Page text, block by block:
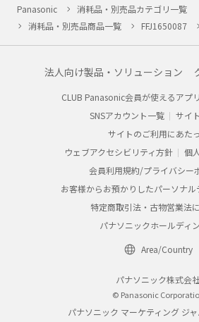
Panasonic
消耗品・別売品カテゴリ一覧
消耗品・別売品商品一覧
FFJ1650087
法人向け製品・ソリューション
CLUB Panasonic会員が使えるアプ
SNSアカウント一覧
サイ
サイトのご利用にあた
ウェブアクセシビリティ方針
個
会員利用規約/プライバシー
お客様からお預かりしたパーソナ
特定商取引法・古物営業法
パナソニックホールディ
Area/Country
パナソニック株式会
© Panasonic
パナソニック マーケティング ジ